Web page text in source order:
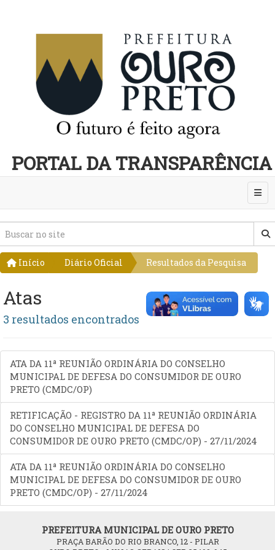
PORTAL DA TRANSPARÊNCIA
Início Diário Oficial Resultados da Pesquisa
Atas
3 resultados encontrados
ATA DA 11ª REUNIÃO ORDINÁRIA DO CONSELHO
MUNICIPAL DE DEFESA DO CONSUMIDOR DE OURO
PRETO (CMDC/OP)
RETIFICAÇÃO - REGISTRO DA 11ª REUNIÃO ORDINÁRIA
DO CONSELHO MUNICIPAL DE DEFESA DO
CONSUMIDOR DE OURO PRETO (CMDC/OP) - 27/11/2024
ATA DA 11ª REUNIÃO ORDINÁRIA DO CONSELHO
MUNICIPAL DE DEFESA DO CONSUMIDOR DE OURO
PRETO (CMDC/OP) - 27/11/2024
PREFEITURA MUNICIPAL DE OURO PRETO
PRAÇA BARÃO DO RIO BRANCO, 12 - PILAR